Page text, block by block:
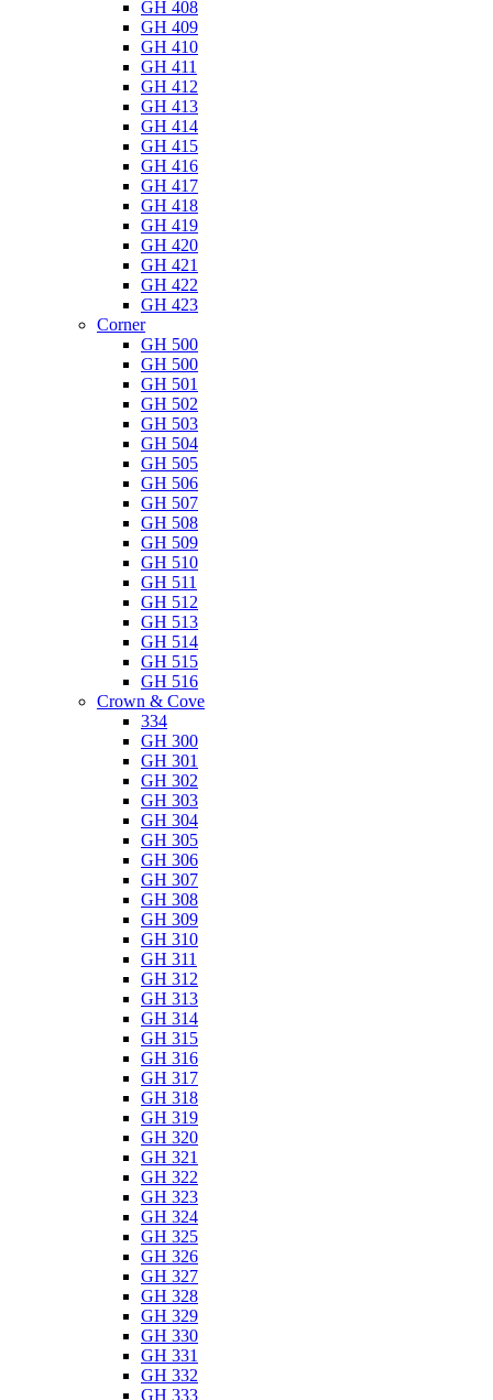
GH 408
GH 409
GH 410
GH 411
GH 412
GH 413
GH 414
GH 415
GH 416
GH 417
GH 418
GH 419
GH 420
GH 421
GH 422
GH 423
Corner
GH 500
GH 500
GH 501
GH 502
GH 503
GH 504
GH 505
GH 506
GH 507
GH 508
GH 509
GH 510
GH 511
GH 512
GH 513
GH 514
GH 515
GH 516
Crown & Cove
334
GH 300
GH 301
GH 302
GH 303
GH 304
GH 305
GH 306
GH 307
GH 308
GH 309
GH 310
GH 311
GH 312
GH 313
GH 314
GH 315
GH 316
GH 317
GH 318
GH 319
GH 320
GH 321
GH 322
GH 323
GH 324
GH 325
GH 326
GH 327
GH 328
GH 329
GH 330
GH 331
GH 332
GH 333